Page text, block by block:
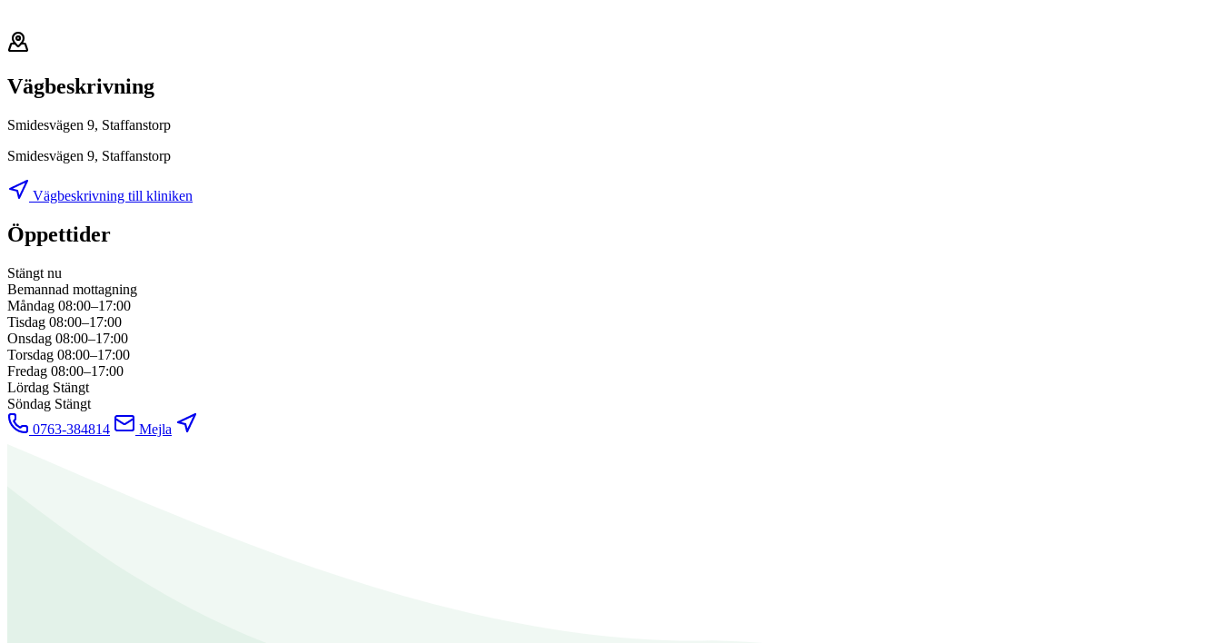
Vägbeskrivning
Smidesvägen 9, Staffanstorp
Smidesvägen 9, Staffanstorp
Vägbeskrivning till kliniken
Öppettider
Stängt nu
Bemannad mottagning
Måndag 08:00–17:00
Tisdag 08:00–17:00
Onsdag 08:00–17:00
Torsdag 08:00–17:00
Fredag 08:00–17:00
Lördag Stängt
Söndag Stängt
0763-384814
Mejla